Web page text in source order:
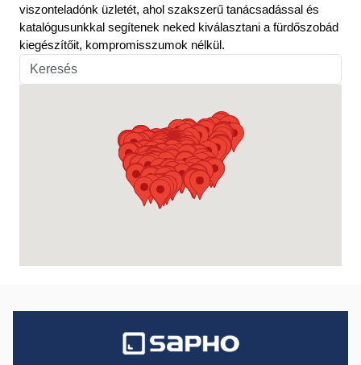
viszonteladónk üzletét, ahol szakszerű tanácsadással és
katalógusunkkal segítenek neked kiválasztani a fürdőszobád
kiegészítőit, kompromisszumok nélkül.